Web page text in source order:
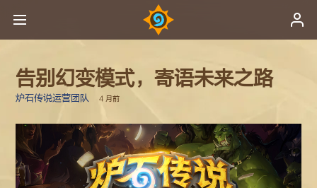
告别幻变模式，寄语未来之路
炉石传说运营团队 4 月前